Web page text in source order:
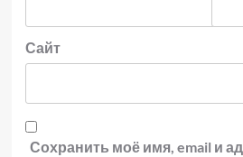
Сайт
Сохранить моё имя, email и